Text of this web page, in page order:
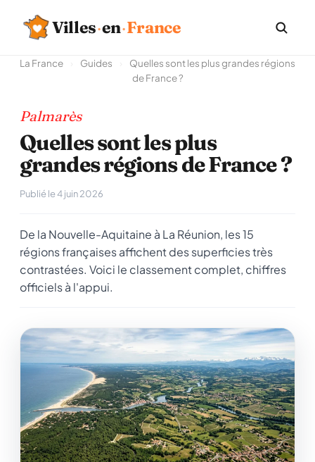
Villes·en·France
La France Guides
Quelles sont les plus grandes régions
de France ?
Palmarès
Quelles sont les plus
grandes régions de France ?
Publié le 4 juin 2026
De la Nouvelle-Aquitaine à La Réunion, les 15
régions françaises affichent des superficies très
contrastées. Voici le classement complet, chiffres
officiels à l'appui.